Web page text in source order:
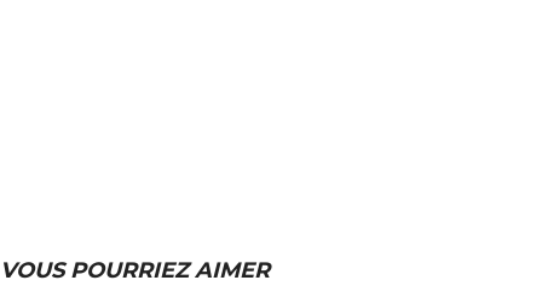
VOUS POURRIEZ AIMER